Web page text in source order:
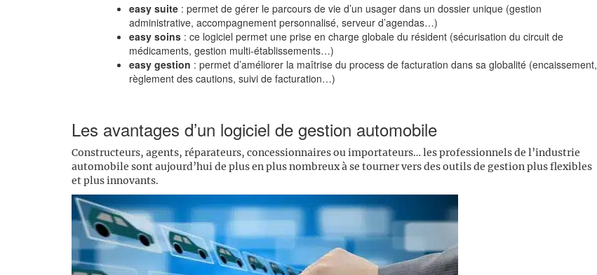
easy suite : permet de gérer le parcours de vie d’un usager dans un dossier unique (gestion
administrative, accompagnement personnalisé, serveur d’agendas…)
easy soins : ce logiciel permet une prise en charge globale du résident (sécurisation du circuit de
médicaments, gestion multi-établissements…)
easy gestion : permet d’améliorer la maîtrise du process de facturation dans sa globalité (encaissement,
règlement des cautions, suivi de facturation…)
Les avantages d’un logiciel de gestion automobile
Constructeurs, agents, réparateurs, concessionnaires ou importateurs… les professionnels de l’industrie
automobile sont aujourd’hui de plus en plus nombreux à se tourner vers des outils de gestion plus flexibles
et plus innovants.